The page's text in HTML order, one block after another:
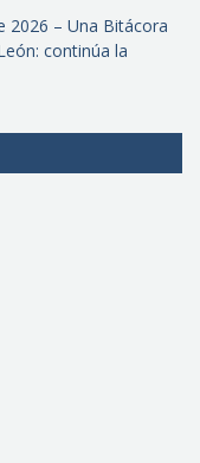
2026 – Una Bitácora
continúa la